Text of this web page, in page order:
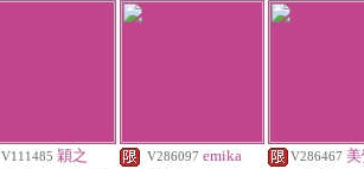
V111485 穎之 V286097 emika V286467